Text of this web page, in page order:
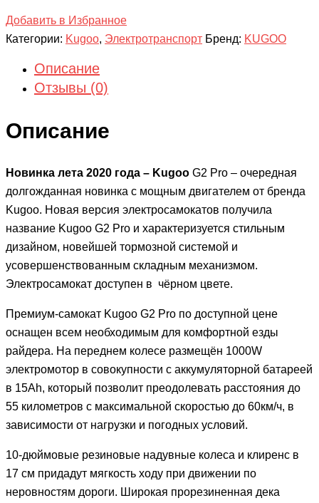
Добавить в Избранное
Категории: Kugoo, Электротранспорт Бренд: KUGOO
Описание
Отзывы (0)
Описание
Новинка лета 2020 года – Kugoo G2 Pro – очередная
долгожданная новинка с мощным двигателем от бренда
Kugoo. Новая версия электросамокатов получила
название Kugoo G2 Pro и характеризуется стильным
дизайном, новейшей тормозной системой и
усовершенствованным складным механизмом.
Электросамокат доступен в чёрном цвете.
Премиум-самокат Kugoo G2 Pro по доступной цене
оснащен всем необходимым для комфортной езды
райдера. На переднем колесе размещён 1000W
электромотор в совокупности с аккумуляторной батареей
в 15Ah, который позволит преодолевать расстояния до
55 километров с максимальной скоростью до 60км/ч, в
зависимости от нагрузки и погодных условий.
10-дюймовые резиновые надувные колеса и клиренс в
17 см придадут мягкость ходу при движении по
неровностям дороги. Широкая прорезиненная дека